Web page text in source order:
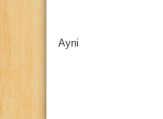
Ayni